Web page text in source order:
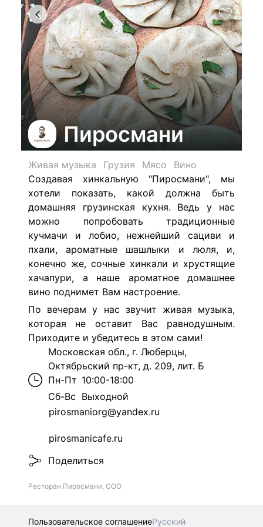
Пиросмани
Живая музыка Грузия Мясо
Вино
Создавая хинкальную "Пиросмани", мы
хотели показать, какой должна быть
домашняя грузинская кухня. Ведь у нас
можно попробовать традиционные
кучмачи и лобио, нежнейший сациви и
пхали, ароматные шашлыки и люля, и,
конечно же, сочные хинкали и хрустящие
хачапури, а наше ароматное домашнее
вино поднимет Вам настроение.
По вечерам у нас звучит живая музыка,
которая не оставит Вас равнодушным.
Приходите и убедитесь в этом сами!
Московская обл., г. Люберцы,
Октябрьский пр-кт, д. 209, лит. Б
Пн-Пт 10:00-18:00
Сб-Вс Выходной
pirosmaniorg@yandex.ru
pirosmanicafe.ru
Поделиться
Ресторан Пиросмани, ООО
Пользовательское соглашениеРусский